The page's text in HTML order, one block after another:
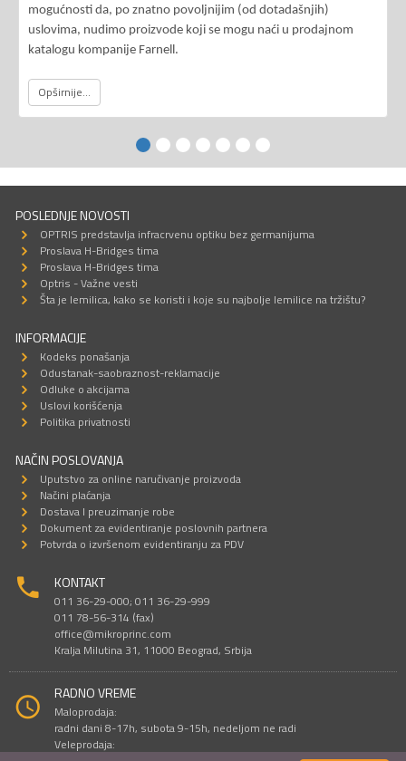
mogućnosti da, po znatno povoljnijim (od dotadašnjih)
uslovima, nudimo proizvode koji se mogu naći u prodajnom
katalogu kompanije Farnell.
Opširnije...
POSLEDNJE NOVOSTI
OPTRIS predstavlja infracrvenu optiku bez germanijuma
Proslava H-Bridges tima
Proslava H-Bridges tima
Optris - Važne vesti
Šta je lemilica, kako se koristi i koje su najbolje lemilice na tržištu?
INFORMACIJE
Kodeks ponašanja
Odustanak-saobraznost-reklamacije
Odluke o akcijama
Uslovi korišćenja
Politika privatnosti
NAČIN POSLOVANJA
Uputstvo za online naručivanje proizvoda
Načini plaćanja
Dostava I preuzimanje robe
Dokument za evidentiranje poslovnih partnera
Potvrda o izvršenom evidentiranju za PDV
KONTAKT
011 36-29-000; 011 36-29-999
011 78-56-314 (fax)
office@mikroprinc.com
Kralja Milutina 31, 11000 Beograd, Srbija
RADNO VREME
Maloprodaja:
radni dani 8-17h, subota 9-15h, nedeljom ne radi
Veleprodaja: